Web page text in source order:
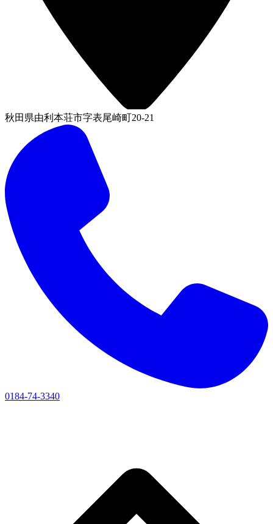
秋田県由利本荘市字表尾崎町20-21
0184-74-3340